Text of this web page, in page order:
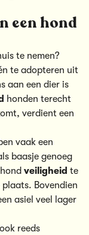
een hond
te nemen?
te adopteren uit
aan een dier is
honden terecht
verdient een
vaak een
baasje genoeg
veiligheid te
Bovendien
asiel veel lager
reeds